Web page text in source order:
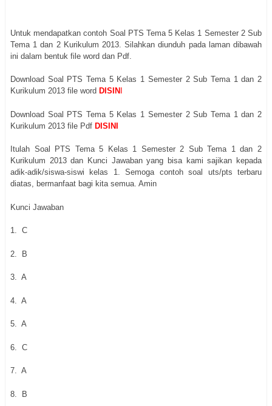
Untuk mendapatkan contoh Soal PTS Tema 5 Kelas 1 Semester 2 Sub
Tema 1 dan 2 Kurikulum 2013. Silahkan diunduh pada laman dibawah
ini dalam bentuk file word dan Pdf.
Download Soal PTS Tema 5 Kelas 1 Semester 2 Sub Tema 1 dan 2
Kurikulum 2013 file word DISIN
Download Soal PTS Tema 5 Kelas 1 Semester 2 Sub Tema 1 dan 2
Kurikulum 2013 file Pdf DISINI
Itulah Soal PTS Tema 5 Kelas 1 Semester 2 Sub Tema 1 dan 2
Kurikulum 2013 dan Kunci Jawaban yang bisa kami sajikan kepada
adik-adik/siswa-siswi kelas 1. Semoga contoh soal uts/pts terbaru
diatas, bermanfaat bagi kita semua. Amin
Kunci Jawaban
1. C
2. B
3. A
4. A
5. A
6. C
7. A
8. B